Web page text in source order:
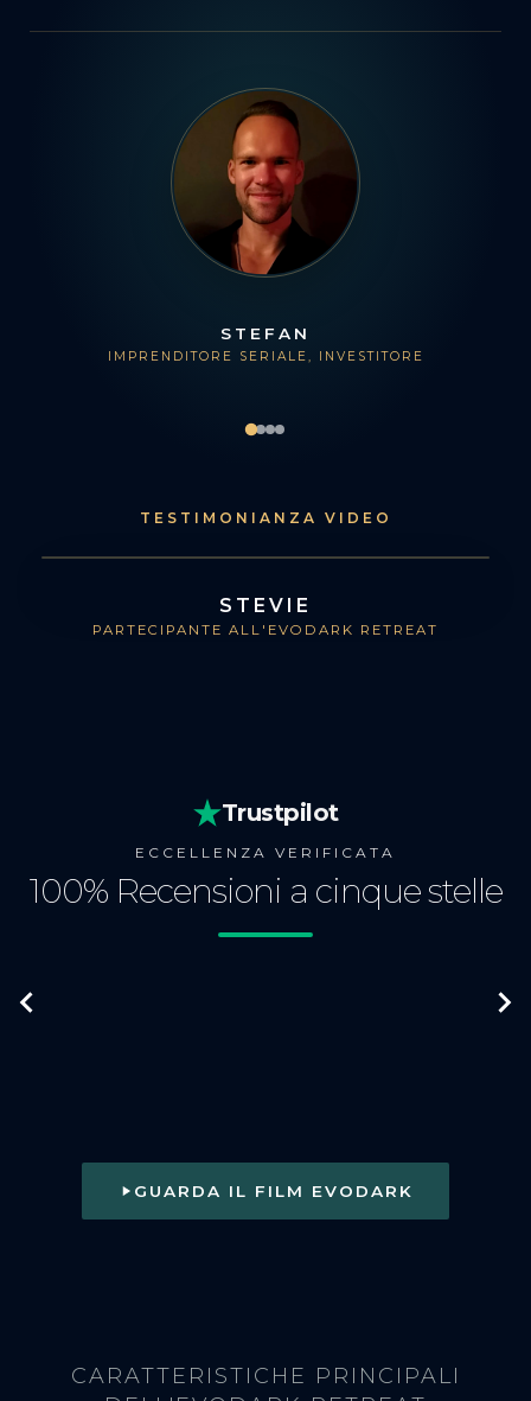
STEFAN
IMPRENDITORE SERIALE, INVESTITORE
TESTIMONIANZA VIDEO
STEVIE
PARTECIPANTE ALL'EVODARK RETREAT
Trustpilot
ECCELLENZA VERIFICATA
100% Recensioni a cinque stelle
GUARDA IL FILM EVODARK
CARATTERISTICHE PRINCIPALI